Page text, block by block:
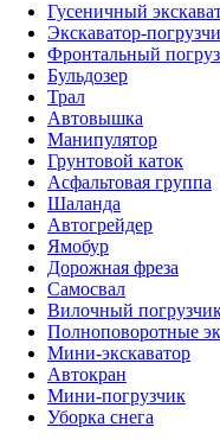
Гусеничный
Экскаватор-
Фронтальный
Бульдозер
Трал
Автовышка
Манипулятор
Грунтовой каток
Асфальтовая группа
Шаланда
Автогрейдер
Ямобур
Дорожная фреза
Самосвал
Вилочный
Полноповоротные
Мини-экскаватор
Автокран
Мини-погрузчик
Уборка снега